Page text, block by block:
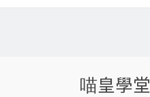
喵皇學堂